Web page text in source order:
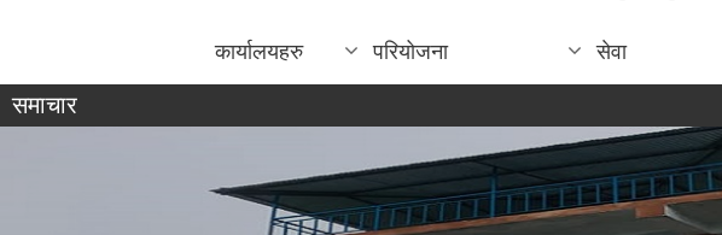
कार्यालयहरु परियोजना सेवा
समाचार